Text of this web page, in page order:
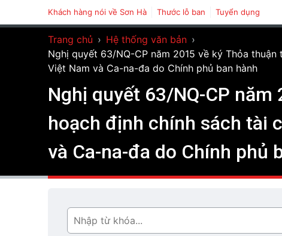
Khách hàng nói về Sơn Hà Thước lỗ ban Tuyển dụng
Trang chủ › Hệ thống văn bản ›
Nghị quyết 63/NQ-CP năm 2015 về ký Thỏa
Việt Nam và Ca-na-đa do Chính phủ ban hành
Nghị quyết 63/NQ-CP
hoạch định chính sách tài
và Ca-na-đa do Chính phủ
Tìm